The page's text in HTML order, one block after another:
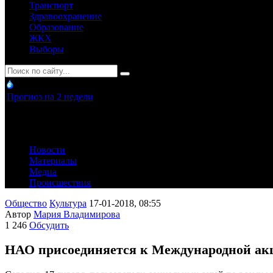
Транспорт
Здравоохранение
Образование
ЖКХ
Выборы
Прогноз на 2 недели
Новости
Материалы
Медиа
Происшествия
Общество Культура 17-01-2018, 08:55
Автор Мария Владимирова
1 246 Обсудить
НАО присоединяется к Международной